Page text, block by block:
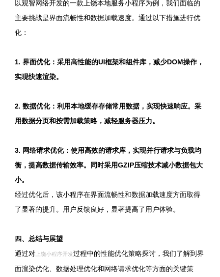
以观智网络开发的一款上饶本地服务小程序为例，我们面临的
主要挑战是界面流畅性和数据加载速度。通过以下措施进行优
化：
1. 界面优化：采用高性能的UI框架和组件库，减少DOM操作，
实现快速渲染。
2. 数据优化：利用本地缓存存储常用数据，实现快速响应。采
用数据分页和按需加载策略，减轻服务器压力。
3. 网络请求优化：使用高效的请求库，实现并行请求与负载均
衡，提高数据传输效率。同时采用GZIP压缩技术减小数据包大
小。
经过优化后，该小程序在界面流畅性和数据加载速度方面取得
了显著的提升。用户反馈良好，显著提高了用户体验。
四、总结与展望
通过对 上饶小程序开发过程中的性能优化策略探讨，我们了解到界
面渲染优化、数据处理优化和网络请求优化等方面的关键策